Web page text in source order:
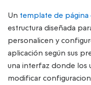
Un template de
estructura diseñada
personalicen y
aplicación según sus
una interfaz donde los
modificar